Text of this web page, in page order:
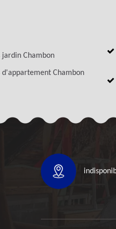
jardin Chambon
d'appartement Chambon